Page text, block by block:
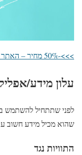
>>>-50% מחיר – האתר הרשמי<<<
עלון מידע/
לפני שתתחיל להשתמש
שהוא מכיל מידע חשוב
התוויות נגד